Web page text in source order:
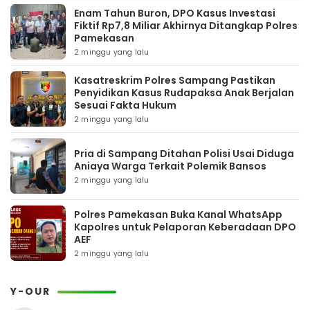
Enam Tahun Buron, DPO Kasus Investasi
Fiktif Rp7,8 Miliar Akhirnya Ditangkap Polres
Pamekasan
2 minggu yang lalu
Kasatreskrim Polres Sampang Pastikan
Penyidikan Kasus Rudapaksa Anak Berjalan
Sesuai Fakta Hukum
2 minggu yang lalu
Pria di Sampang Ditahan Polisi Usai Diduga
Aniaya Warga Terkait Polemik Bansos
2 minggu yang lalu
Polres Pamekasan Buka Kanal WhatsApp
Kapolres untuk Pelaporan Keberadaan DPO
AEF
2 minggu yang lalu
Y-OUR